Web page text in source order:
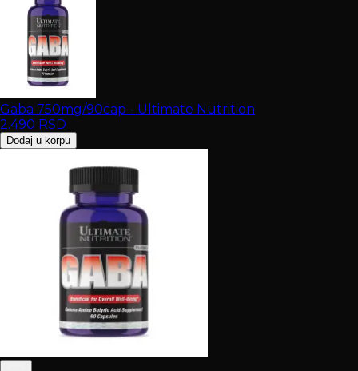
Gaba 750mg/90cap - Ultimate Nutrition
2.490 RSD
Dodaj u korpu